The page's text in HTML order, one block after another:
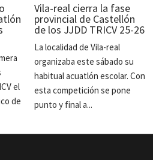
el
de
Vila-real cierra la fase
provincial de Castellón
de los JJDD TRICV 25-26
La localidad de Vila-real
organizaba este sábado su
habitual acuatlón escolar. Con
esta competición se pone
punto y final a...